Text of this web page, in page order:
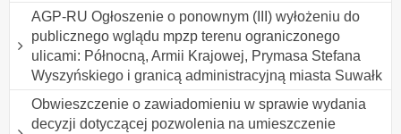
AGP-RU Ogłoszenie o ponownym (III) wyłożeniu do
publicznego wglądu mpzp terenu ograniczonego
ulicami: Północną, Armii Krajowej, Prymasa Stefana
Wyszyńskiego i granicą administracyjną miasta Suwałk
Obwieszczenie o zawiadomieniu w sprawie wydania
decyzji dotyczącej pozwolenia na umieszczenie